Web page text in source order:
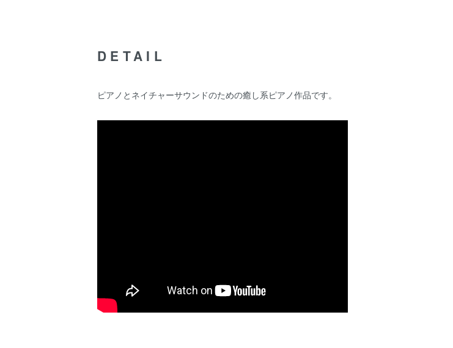
DETAIL
ピアノとネイチャーサウンドのための癒し系ピアノ作品です。